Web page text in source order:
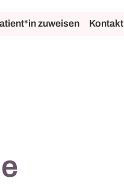
zuweisen Kontakt